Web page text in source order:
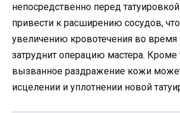
непосредственно перед
привести к расширению сосудов,
увеличению кровотечения во
затруднит операцию мастера. Кроме
вызванное раздражение кожи
исцелении и уплотнении новой